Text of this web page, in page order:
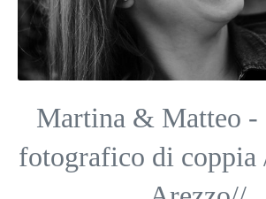
Martina & Matteo -
fotografico di coppia